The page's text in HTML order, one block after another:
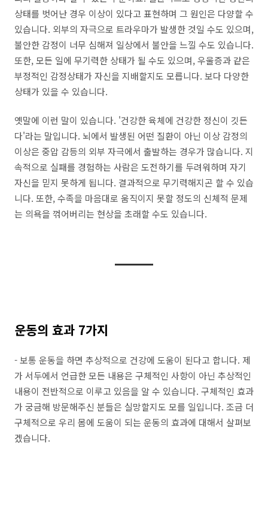
상태를 벗어난 경우 이상이 있다고 표현하며 그 원인은 다양할 수
있습니다. 외부의 자극으로 트라우마가 발생한 것일 수도 있으며,
불안한 감정이 너무 심해져 일상에서 불안을 느낄 수도 있습니다.
또한, 모든 일에 무기력한 상태가 될 수도 있으며, 우울증과 같은
부정적인 감정상태가 자신을 지배할지도 모릅니다. 보다 다양한
상태가 있을 수 있습니다.
옛말에 이런 말이 있습니다. '건강한 육체에 건강한 정신이 깃든
다'라는 말입니다. 뇌에서 발생된 어떤 질환이 아닌 이상 감정의
이상은 중압 감등의 외부 자극에서 출발하는 경우가 많습니다. 지
속적으로 실패를 경험하는 사람은 도전하기를 두려워하며 자기
자신을 믿지 못하게 됩니다. 결과적으로 무기력해지곤 할 수 있습
니다. 또한, 수족을 마음대로 움직이지 못할 정도의 신체적 문제
는 의욕을 꺾어버리는 현상을 초래할 수도 있습니다.
운동의 효과 7가지
- 보통 운동을 하면 추상적으로 건강에 도움이 된다고 합니다. 제
가 서두에서 언급한 모든 내용은 구체적인 사항이 아닌 추상적인
내용이 전반적으로 이루고 있음을 알 수 있습니다. 구체적인 효과
가 궁금해 방문해주신 분들은 실망할지도 모를 일입니다. 조금 더
구체적으로 우리 몸에 도움이 되는 운동의 효과에 대해서 살펴보
겠습니다.